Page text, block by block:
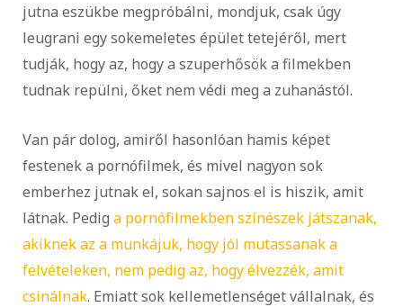
jutna eszükbe megpróbálni, mondjuk, csak úgy
leugrani egy sokemeletes épület tetejéről, mert
tudják, hogy az, hogy a szuperhősök a filmekben
tudnak repülni, őket nem védi meg a zuhanástól.
Van pár dolog, amiről hasonlóan hamis képet
festenek a pornófilmek, és mivel nagyon sok
emberhez jutnak el, sokan sajnos el is hiszik, amit
látnak. Pedig a pornófilmekben színészek játszanak,
akiknek az a munkájuk, hogy jól mutassanak a
felvételeken, nem pedig az, hogy élvezzék, amit
csinálnak. Emiatt sok kellemetlenséget vállalnak, és